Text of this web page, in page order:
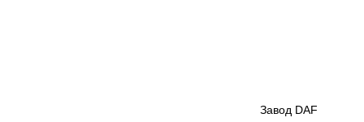
Завод DAF